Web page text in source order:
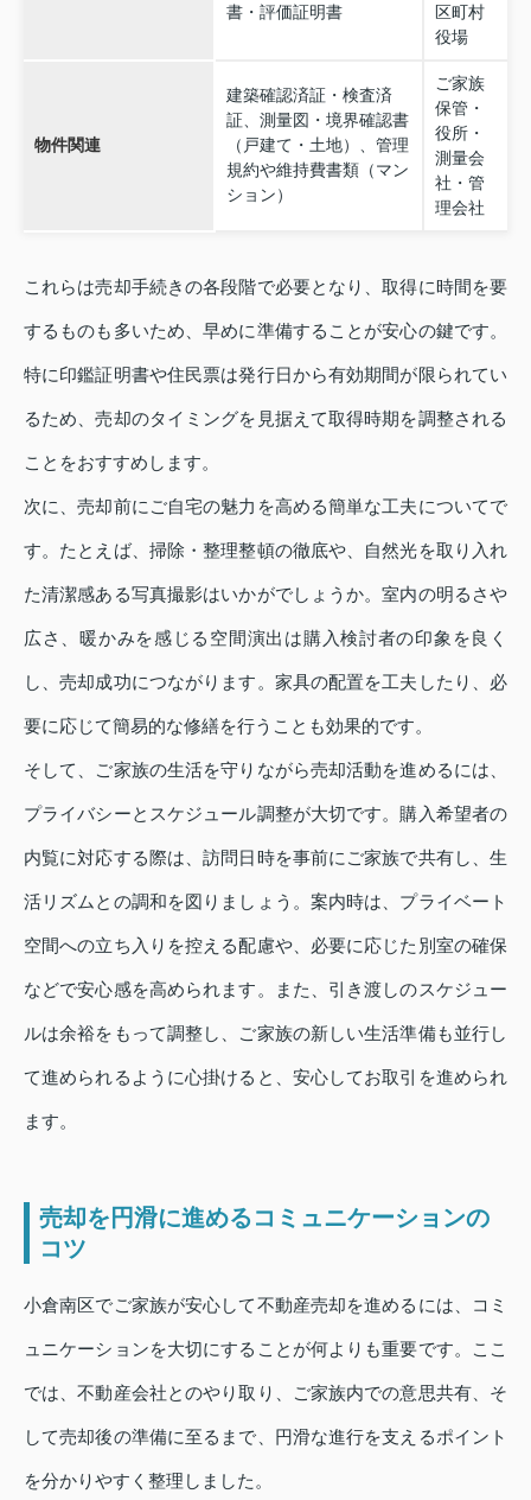
書・評価証明書
区町村
役場
物件関連
建築確認済証・検査済
証、測量図・境界確認書
（戸建て・土地）、管理
規約や維持費書類（マン
ション）
ご家族
保管・
役所・
測量会
社・管
理会社
これらは売却手続きの各段階で必要となり、取得に時間を要
するものも多いため、早めに準備することが安心の鍵です。
特に印鑑証明書や住民票は発行日から有効期間が限られてい
るため、売却のタイミングを見据えて取得時期を調整される
ことをおすすめします。
次に、売却前にご自宅の魅力を高める簡単な工夫についてで
す。たとえば、掃除・整理整頓の徹底や、自然光を取り入れ
た清潔感ある写真撮影はいかがでしょうか。室内の明るさや
広さ、暖かみを感じる空間演出は購入検討者の印象を良く
し、売却成功につながります。家具の配置を工夫したり、必
要に応じて簡易的な修繕を行うことも効果的です。
そして、ご家族の生活を守りながら売却活動を進めるには、
プライバシーとスケジュール調整が大切です。購入希望者の
内覧に対応する際は、訪問日時を事前にご家族で共有し、生
活リズムとの調和を図りましょう。案内時は、プライベート
空間への立ち入りを控える配慮や、必要に応じた別室の確保
などで安心感を高められます。また、引き渡しのスケジュー
ルは余裕をもって調整し、ご家族の新しい生活準備も並行し
て進められるように心掛けると、安心してお取引を進められ
ます。
売却を円滑に進めるコミュニケーションの
コツ
小倉南区でご家族が安心して不動産売却を進めるには、コミ
ュニケーションを大切にすることが何よりも重要です。ここ
では、不動産会社とのやり取り、ご家族内での意思共有、そ
して売却後の準備に至るまで、円滑な進行を支えるポイント
を分かりやすく整理しました。